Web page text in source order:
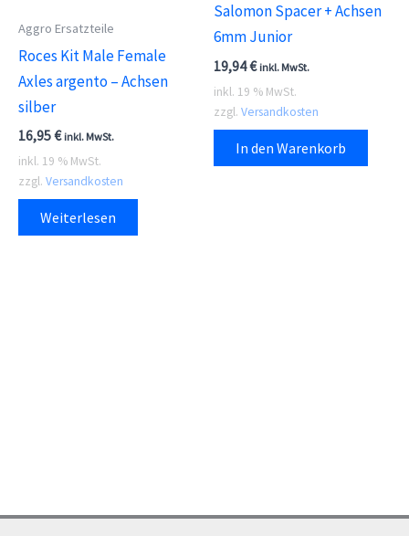
Aggro Ersatzteile
Roces Kit Male Female
Axles argento – Achsen
silber
16,95€ inkl. MwSt.
inkl. 19 % MwSt.
zzgl. Versandkosten
Weiterlesen
Salomon Spacer + Achsen
6mm Junior
19,94€ inkl. MwSt.
inkl. 19 % MwSt.
zzgl. Versandkosten
In den Warenkorb